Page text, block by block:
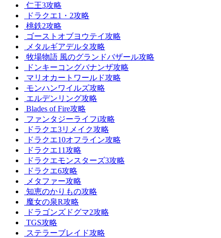
仁王3攻略
ドラクエ1・2攻略
桃鉄2攻略
ゴーストオブヨウテイ攻略
メタルギアデルタ攻略
牧場物語 風のグランドバザール攻略
ドンキーコングバナンザ攻略
マリオカートワールド攻略
モンハンワイルズ攻略
エルデンリング攻略
Blades of Fire攻略
ファンタジーライフi攻略
ドラクエ3リメイク攻略
ドラクエ10オフライン攻略
ドラクエ11攻略
ドラクエモンスターズ3攻略
ドラクエ6攻略
メタファー攻略
知恵のかりもの攻略
魔女の泉R攻略
ドラゴンズドグマ2攻略
TGS攻略
ステラーブレイド攻略